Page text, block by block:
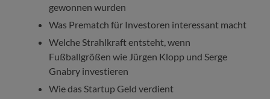
gewonnen wurden
Was Prematch für Investoren interessant macht
Welche Strahlkraft entsteht, wenn
Fußballgrößen wie Jürgen Klopp und Serge
Gnabry investieren
Wie das Startup Geld verdient